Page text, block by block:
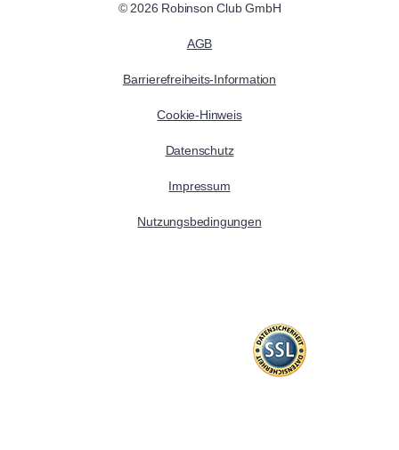
© 2026 Robinson Club GmbH
AGB
Barrierefreiheits-Information
Cookie-Hinweis
Datenschutz
Impressum
Nutzungsbedingungen